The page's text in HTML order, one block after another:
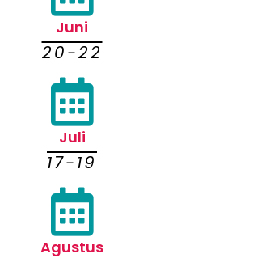
Juni
20-22
Juli
17-19
Agustus